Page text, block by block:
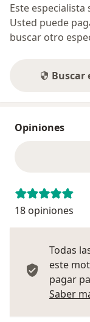
Este
Usted puede
buscar otro
Buscar
Opiniones
18 opiniones
Todas
este
pagar
Saber